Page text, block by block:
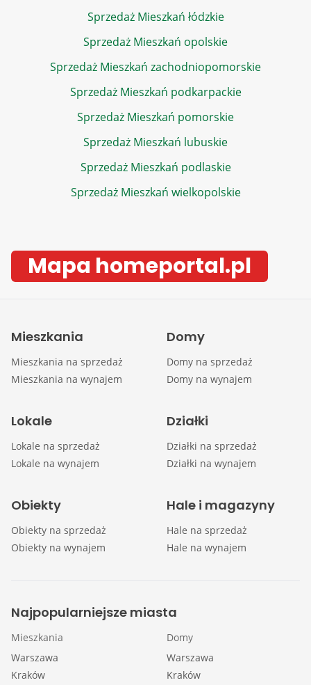
Sprzedaż Mieszkań łódzkie
Sprzedaż Mieszkań opolskie
Sprzedaż Mieszkań zachodniopomorskie
Sprzedaż Mieszkań podkarpackie
Sprzedaż Mieszkań pomorskie
Sprzedaż Mieszkań lubuskie
Sprzedaż Mieszkań podlaskie
Sprzedaż Mieszkań wielkopolskie
Mapa homeportal.pl
Mieszkania
Mieszkania na sprzedaż
Mieszkania na wynajem
Domy
Domy na sprzedaż
Domy na wynajem
Lokale
Lokale na sprzedaż
Lokale na wynajem
Działki
Działki na sprzedaż
Działki na wynajem
Obiekty
Obiekty na sprzedaż
Obiekty na wynajem
Hale i magazyny
Hale na sprzedaż
Hale na wynajem
Najpopularniejsze miasta
Mieszkania
Warszawa
Kraków
Domy
Warszawa
Kraków